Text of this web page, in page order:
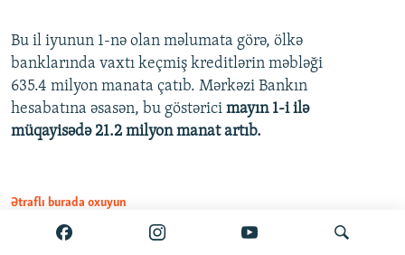
360p
480p
720p
Bu il iyunun 1-nə olan məlumata görə, ölkə
banklarında vaxtı keçmiş kreditlərin məbləği
635.4 milyon manata çatıb. Mərkəzi Bankın
hesabatına əsasən, bu göstərici mayın 1-i ilə
müqayisədə 21.2 milyon manat artıb.
Ətraflı burada oxuyun